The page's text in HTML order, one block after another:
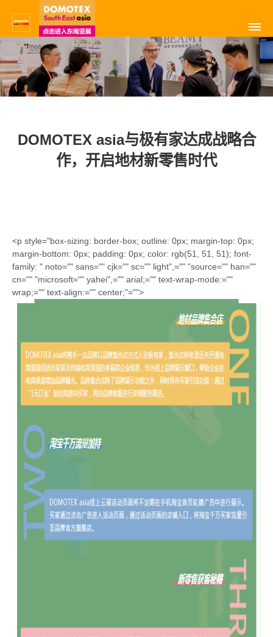
DOMOTEX asia与极有家达成战略合
作，开启地材新零售时代
<p style="box-sizing: border-box; outline: 0px; margin-top: 0px;
margin-bottom: 0px; padding: 0px; color: rgb(51, 51, 51); font-
family: " noto="" sans="" cjk="" sc="" light",="" "source="" han=""
cn="" "microsoft="" yahei",="" arial;="" text-wrap-mode:=""
wrap;="" text-align:="" center;"="">